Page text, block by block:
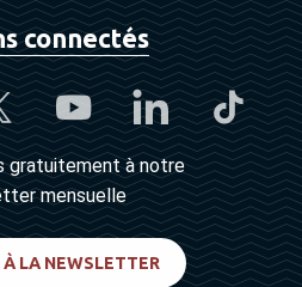
connectés
gratuitement à notre
mensuelle
À LA NEWSLETTER